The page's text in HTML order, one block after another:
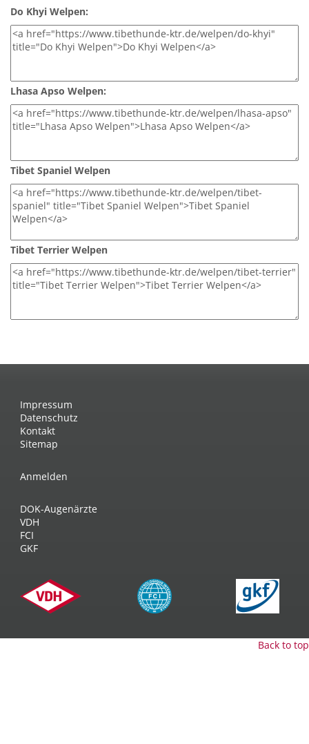
Do Khyi Welpen:
Lhasa Apso Welpen:
Tibet Spaniel Welpen
Tibet Terrier Welpen
Impressum
Datenschutz
Kontakt
Sitemap
Anmelden
DOK-Augenärzte
VDH
FCI
GKF
Back to top